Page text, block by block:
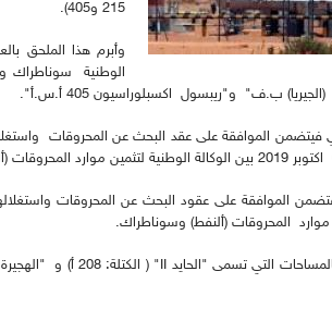
215 و405).
الوطنية سوناطراك و
ب.ف" و"ريبسول اكسبلوراسيون 405 أ.س.أ".
موارد المحروقات (ألنفط) وسوناطراك.